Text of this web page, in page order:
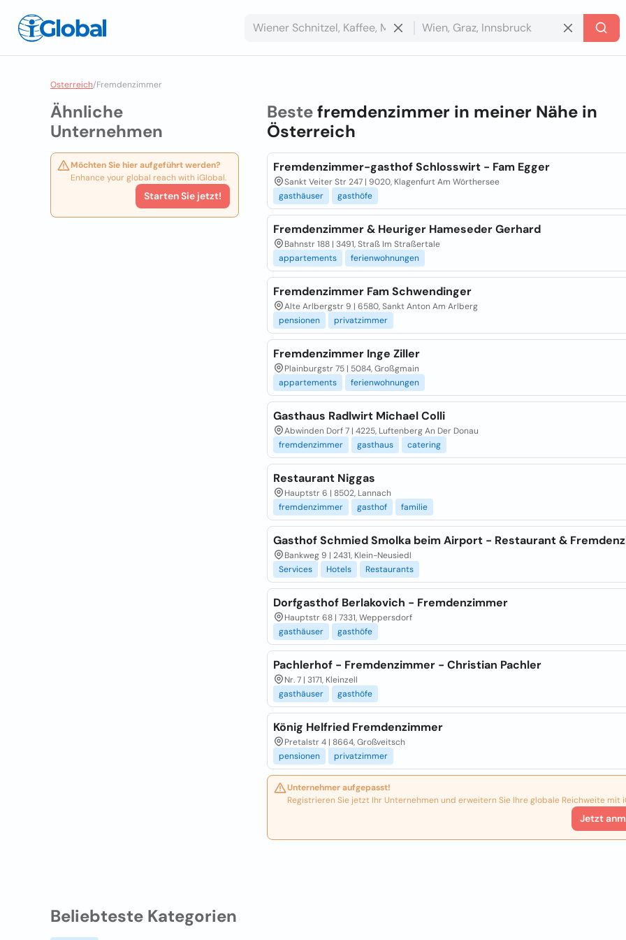
Osterreich/Fremdenzimmer
Ähnliche
Unternehmen
Möchten Sie hier aufgeführt werden?
Enhance your global reach with iGlobal.
Starten Sie jetzt!
Bestefremdenzimmer in meiner Nähe in
Österreich
Fremdenzimmer-gasthof Schlosswirt - Fam Egger
Sankt Veiter Str 247 | 9020, Klagenfurt Am Wörthersee
gasthäuser
gasthöfe
Fremdenzimmer & Heuriger Hameseder Gerhard
Bahnstr 188 | 3491, Straß Im Straßertale
appartements
ferienwohnungen
Fremdenzimmer Fam Schwendinger
Alte Arlbergstr 9 | 6580, Sankt Anton Am Arlberg
pensionen
privatzimmer
Fremdenzimmer Inge Ziller
Plainburgstr 75 | 5084, Großgmain
appartements
ferienwohnungen
Gasthaus Radlwirt Michael Colli
Abwinden Dorf 7 | 4225, Luftenberg An Der Donau
fremdenzimmer
gasthaus catering
Restaurant Niggas
Hauptstr 6 | 8502, Lannach
fremdenzimmer
gasthof familie
Gasthof Schmied Smolka beim Airport - Restaurant &
Bankweg 9 | 2431, Klein-Neusiedl
Services
Hotels Restaurants
Dorfgasthof Berlakovich - Fremdenzimmer
Hauptstr 68 | 7331, Weppersdorf
gasthäuser
gasthöfe
Pachlerhof - Fremdenzimmer - Christian Pachler
Nr. 7 | 3171, Kleinzell
gasthäuser
gasthöfe
König Helfried Fremdenzimmer
Pretalstr 4 | 8664, Großveitsch
pensionen
privatzimmer
Unternehmer aufgepasst!
Registrieren Sie jetzt Ihr Unternehmen und erweitern Sie Ihre globale Reichweite mit
Jetzt
Beliebteste Kategorien